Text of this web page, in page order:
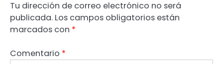
Tu dirección de correo electrónico no será
publicada. Los campos obligatorios están
marcados con *
Comentario *